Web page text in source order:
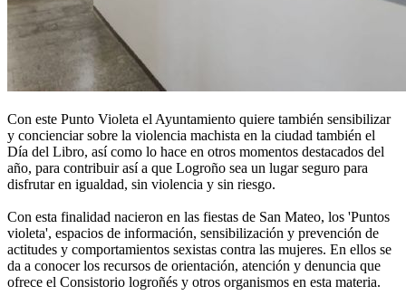
Con este Punto Violeta el Ayuntamiento quiere también sensibilizar
y concienciar sobre la violencia machista en la ciudad también el
Día del Libro, así como lo hace en otros momentos destacados del
año, para contribuir así a que Logroño sea un lugar seguro para
disfrutar en igualdad, sin violencia y sin riesgo.
Con esta finalidad nacieron en las fiestas de San Mateo, los 'Puntos
violeta', espacios de información, sensibilización y prevención de
actitudes y comportamientos sexistas contra las mujeres. En ellos se
da a conocer los recursos de orientación, atención y denuncia que
ofrece el Consistorio logroñés y otros organismos en esta materia.